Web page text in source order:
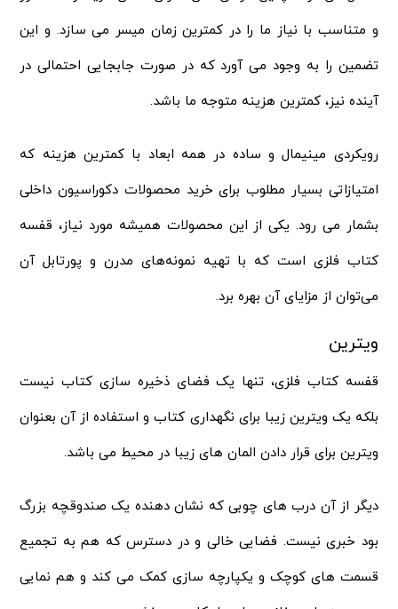
و متناسب با نیاز ما را در کمترین زمان میسر می سازد. و این
تضمین را به وجود می آورد که در صورت جابجایی احتمالی در
آینده نیز، کمترین هزینه متوجه ما باشد.
رویکردی مینیمال و ساده در همه ابعاد با کمترین هزینه که
امتیازاتی بسیار مطلوب برای خرید محصولات دکوراسیون داخلی
بشمار می رود. یکی از این محصولات همیشه مورد نیاز، قفسه
کتاب فلزی است که با تهیه نمونه‌های مدرن و پورتابل آن
می‌توان از مزایای آن بهره برد.
ویترین
قفسه کتاب فلزی، تنها یک فضای ذخیره سازی کتاب نیست
بلکه یک ویترین زیبا برای نگهداری کتاب و استفاده از آن بعنوان
ویترین برای قرار دادن المان های زیبا در محیط می باشد.
دیگر از آن درب های چوبی که نشان دهنده یک صندوقچه بزرگ
بود خبری نیست. فضایی خالی و در دسترس که هم به تجمیع
قسمت های کوچک و یکپارچه سازی کمک می کند و هم نمایی